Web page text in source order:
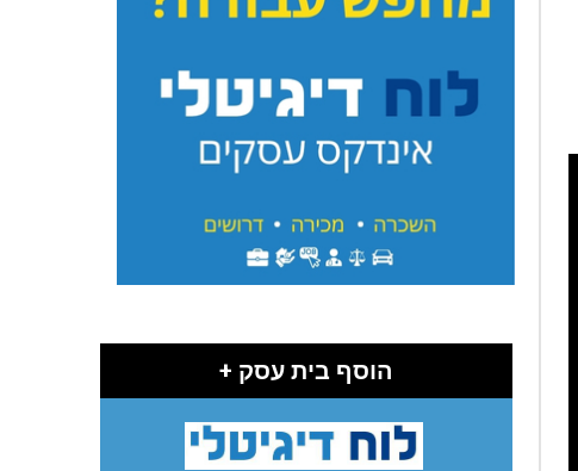
הוסף בית עסק +